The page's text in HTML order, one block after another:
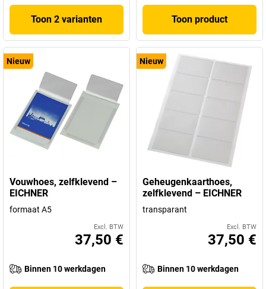
Toon 2 varianten Toon product
Nieuw
Vouwhoes, zelfklevend –
EICHNER
formaat A5
Excl. BTW
37,50 €
Binnen 10 werkdagen
Nieuw
Geheugenkaarthoes,
zelfklevend – EICHNER
transparant
Excl. BTW
37,50 €
Binnen 10 werkdagen